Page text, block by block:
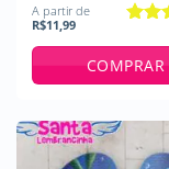
A partir de
R$11,99
COMPRAR